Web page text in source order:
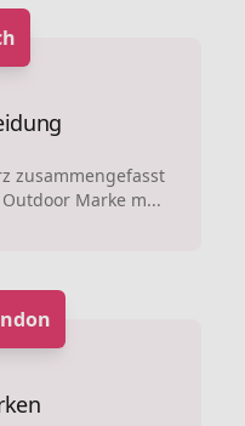
zusammengefasst
Marke m...